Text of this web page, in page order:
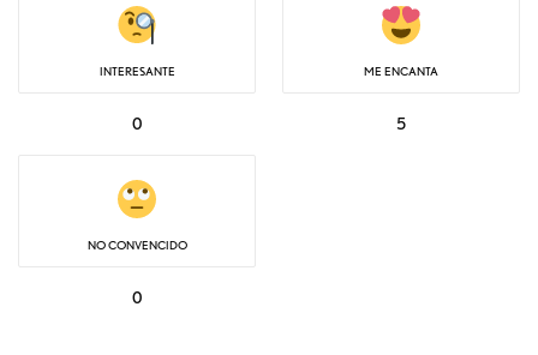
INTERESANTE
0
ME ENCANTA
5
NO CONVENCIDO
0